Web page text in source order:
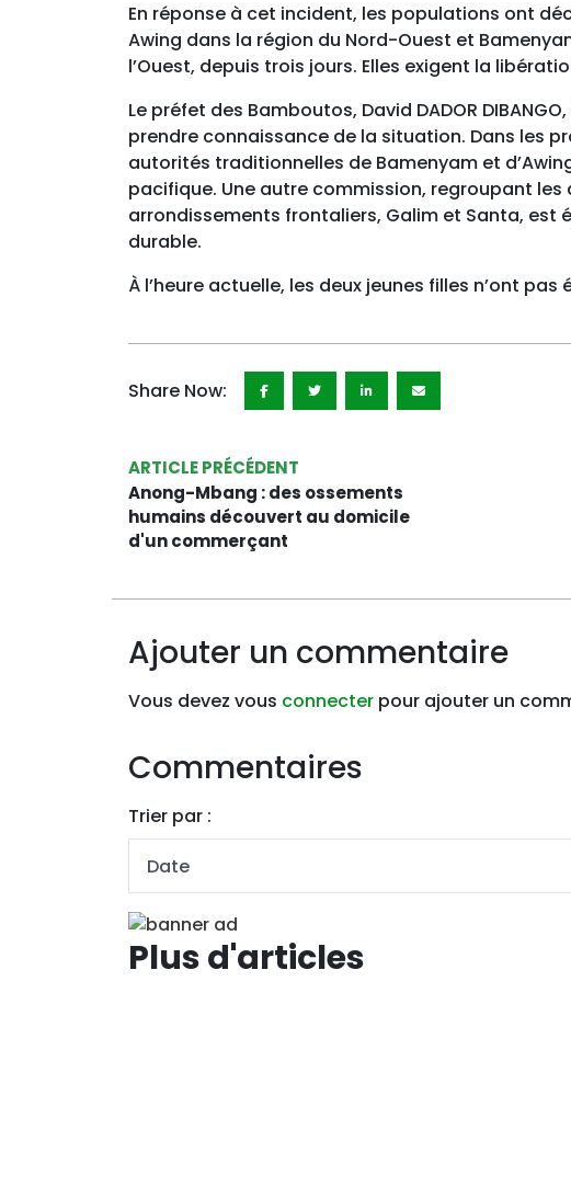
En réponse à cet incident, les populations ont
Awing dans la région du Nord-Ouest et
l’Ouest, depuis trois jours. Elles exigent la
Le préfet des Bamboutos, David DADOR
prendre connaissance de la situation. Dans les
autorités traditionnelles de Bamenyam et
pacifique. Une autre commission, regroupant
arrondissements frontaliers, Galim et Santa, est
durable.
À l’heure actuelle, les deux jeunes filles n’ont pas
Share Now:
ARTICLE PRÉCÉDENT
Anong-Mbang : des ossements
humains découvert au domicile
d'un commerçant
Ajouter un commentaire
Vous devez vous connecter pour ajouter un
Commentaires
Trier par :
Plus d'articles